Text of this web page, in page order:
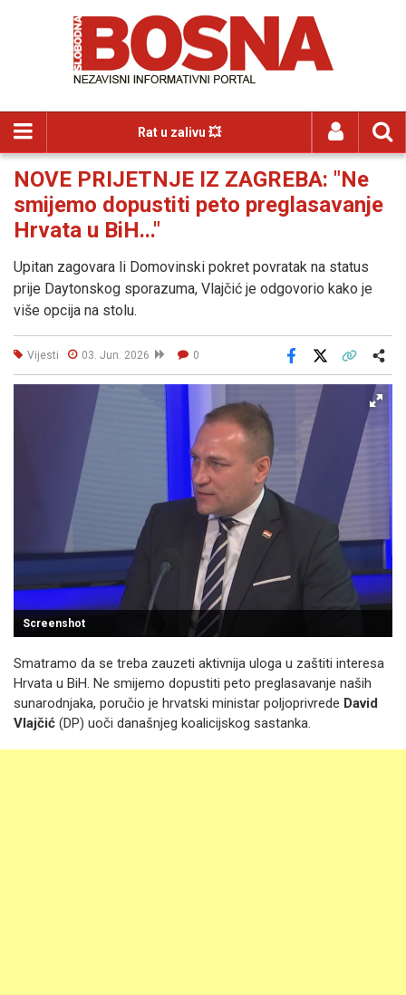
Rat u zalivu 💥
NOVE PRIJETNJE IZ ZAGREBA: "Ne
smijemo dopustiti peto preglasavanje
Hrvata u BiH..."
Upitan zagovara li Domovinski pokret povratak na status
prije Daytonskog sporazuma, Vlajčić je odgovorio kako je
više opcija na stolu.
Vijesti 03. Jun. 2026 0
Facebook
Screenshot
Smatramo da se treba zauzeti aktivnija uloga u zaštiti interesa
Hrvata u BiH. Ne smijemo dopustiti peto preglasavanje naših
sunarodnjaka, poručio je hrvatski ministar poljoprivrede David
Vlajčić (DP) uoči današnjeg koalicijskog sastanka.